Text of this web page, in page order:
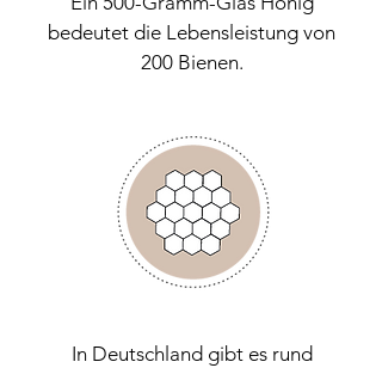
bedeutet die Lebensleistung von
200 Bienen.
In Deutschland gibt es rund